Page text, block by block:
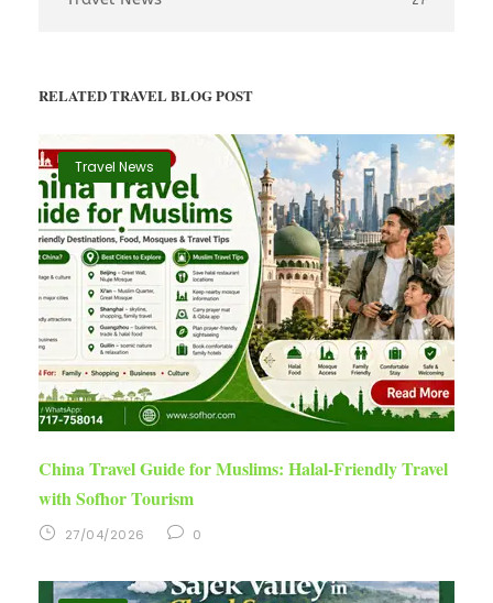
RELATED TRAVEL BLOG POST
Travel News
China Travel Guide for Muslims: Halal-Friendly Travel
with Sofhor Tourism
27/04/2026 0